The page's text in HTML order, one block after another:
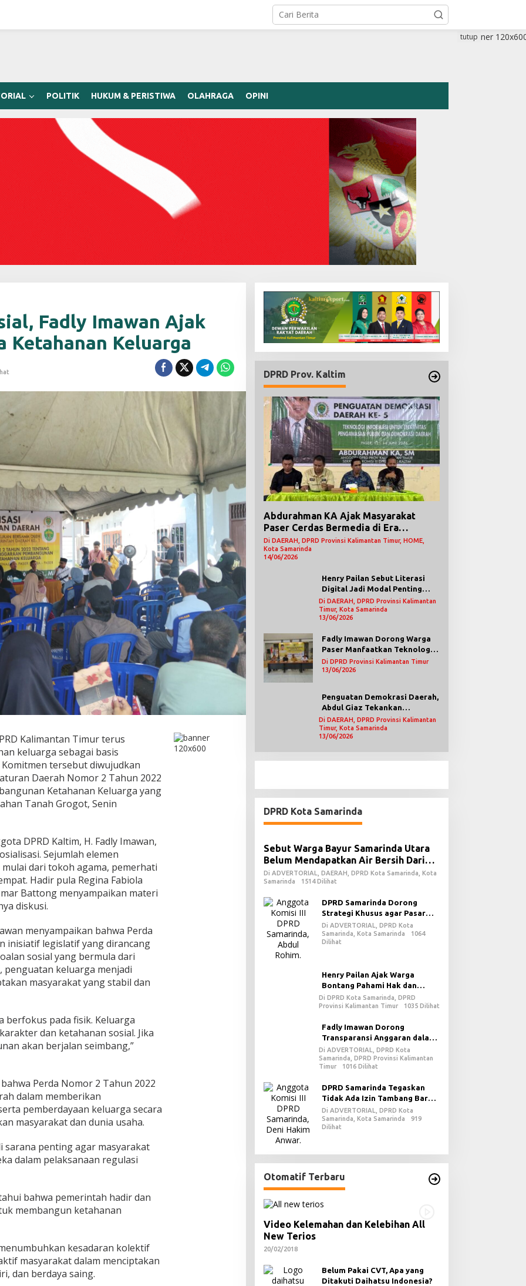
POLITIK HUKUM & PERISTIWA OLAHRAGA OPINI
tutup
Fadly Imawan Ajak
Ketahanan Keluarga
Kalimantan Timur terus
keluarga sebagai basis
tersebut diwujudkan
Daerah Nomor 2 Tahun 2022
Ketahanan Keluarga yang
Tanah Grogot, Senin
DPRD Kaltim, H. Fadly Imawan,
Sejumlah elemen
dari tokoh agama, pemerhati
Hadir pula Regina Fabiola
Battong menyampaikan materi
diskusi.
menyampaikan bahwa Perda
inisiatif legislatif yang dirancang
sosial yang bermula dari
penguatan keluarga menjadi
masyarakat yang stabil dan
berfokus pada fisik. Keluarga
dan ketahanan sosial. Jika
akan berjalan seimbang,”
Perda Nomor 2 Tahun 2022
dalam memberikan
pemberdayaan keluarga secara
masyarakat dan dunia usaha.
sarana penting agar masyarakat
dalam pelaksanaan regulasi
bahwa pemerintah hadir dan
membangun ketahanan
kesadaran kolektif
masyarakat dalam menciptakan
dan berdaya saing.
DPRD Prov. Kaltim
Abdurahman KA Ajak Masyarakat
Paser Cerdas Bermedia di Era
Demokrasi Digital
Di DAERAH, DPRD Provinsi Kalimantan Timur, HOME,
Kota Samarinda
14/06/2026
Henry Pailan Sebut Literasi
Digital Jadi Modal Penting
Wujudkan Demokrasi yang
Lebih Terbuka
Di DAERAH, DPRD Provinsi Kalimantan
Timur, Kota Samarinda
13/06/2026
Fadly Imawan Dorong Warga
Paser Manfaatkan Teknologi
Digital untuk Mengawasi
Jalannya Pemerintahan
Di DPRD Provinsi Kalimantan Timur
13/06/2026
Penguatan Demokrasi Daerah,
Abdul Giaz Tekankan
Pentingnya Teknologi
Informasi
Di DAERAH, DPRD Provinsi Kalimantan
Timur, Kota Samarinda
13/06/2026
DPRD Kota Samarinda
Sebut Warga Bayur Samarinda Utara
Belum Mendapatkan Air Bersih Dari
PDAM
Di ADVERTORIAL, DAERAH, DPRD Kota Samarinda, Kota
Samarinda
1514 Dilihat
DPRD Samarinda Dorong
Strategi Khusus agar Pasar
Pagi Kembali Ramai Pasca
Revitalisasi
Di ADVERTORIAL, DPRD Kota
Samarinda, Kota Samarinda
1064
Dilihat
Henry Pailan Ajak Warga
Bontang Pahami Hak dan
Kewajiban dalam Demokrasi
Di DPRD Kota Samarinda, DPRD
Provinsi Kalimantan Timur
1035 Dilihat
Fadly Imawan Dorong
Transparansi Anggaran dalam
Penguatan Demokrasi Daerah
di PPU
Di ADVERTORIAL, DPRD Kota
Samarinda, DPRD Provinsi Kalimantan
Timur
1016 Dilihat
DPRD Samarinda Tegaskan
Tidak Ada Izin Tambang Baru
pada 2026
Di ADVERTORIAL, DPRD Kota
Samarinda, Kota Samarinda
919
Dilihat
Otomatif Terbaru
Video Kelemahan dan Kelebihan All
New Terios
20/02/2018
Belum Pakai CVT, Apa yang
Ditakuti Daihatsu Indonesia?